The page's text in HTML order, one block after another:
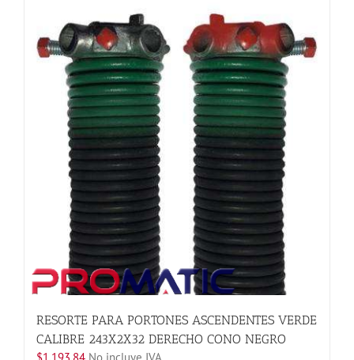
variantes.
Las
opciones
se
pueden
elegir
en
la
página
de
producto
RESORTE PARA PORTONES ASCENDENTES VERDE
CALIBRE 243X2X32 DERECHO CONO NEGRO